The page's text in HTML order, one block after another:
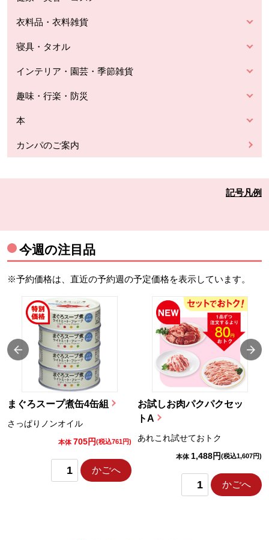
衣料品・衣料雑貨
寝具・タオル
インテリア・園芸・季節雑貨
趣味・行楽・防災
本
カンパのご案内
記号凡例
今週の注目品
※予約価格は、直近の予約週の予定価格を表示しています。
まぐろスープ煮缶4缶組
さっぱりノンオイル
本体 705円(税込761円)
かごへ
お試しお肉パクパクセッ
トA
あれこれ試せておトク
本体 1,488円(税込1,607円)
かごへ